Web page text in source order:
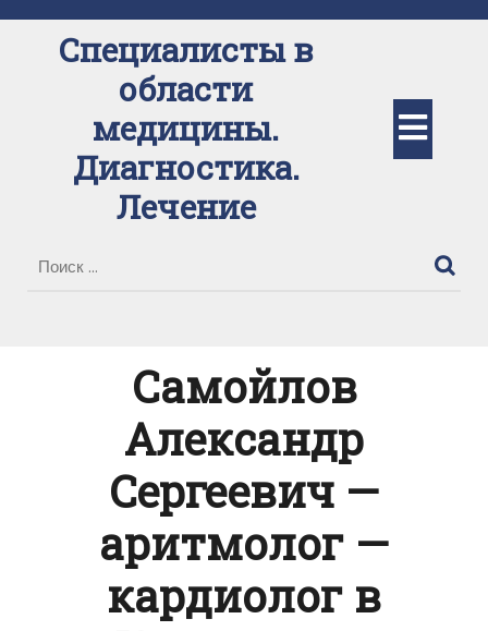
содержимомуСпециалисты в
области
медицины.
Диагностика.
Лечение
Самойлов
Александр
Сергеевич —
аритмолог —
кардиолог в